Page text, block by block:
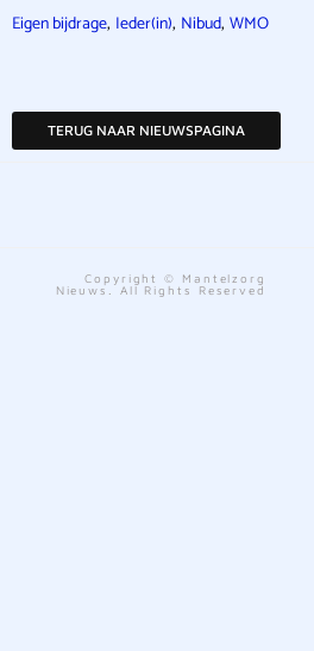
Eigen bijdrage, Ieder(in), Nibud, WMO
TERUG NAAR NIEUWSPAGINA
Copyright © Mantelzorg
Nieuws. All Rights Reserved